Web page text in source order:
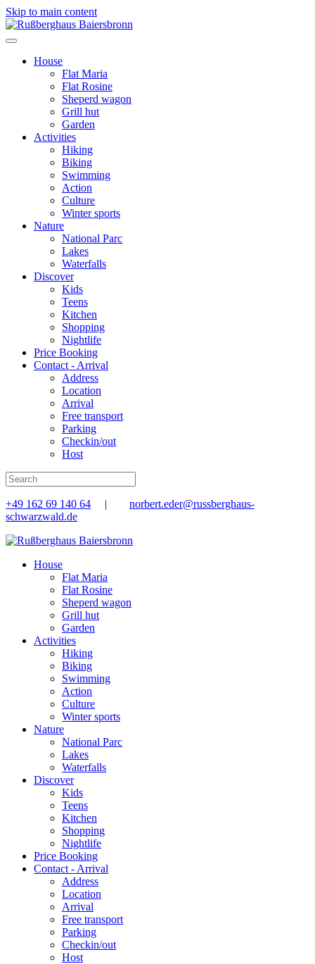
Skip to main content
House
Flat Maria
Flat Rosine
Sheperd wagon
Grill hut
Garden
Activities
Hiking
Biking
Swimming
Action
Culture
Winter sports
Nature
National Parc
Lakes
Waterfalls
Discover
Kids
Teens
Kitchen
Shopping
Nightlife
Price Booking
Contact - Arrival
Address
Location
Arrival
Free transport
Parking
Checkin/out
Host
+49 162 69 140 64 |
norbert.eder@russberghaus-
schwarzwald.de
House
Flat Maria
Flat Rosine
Sheperd wagon
Grill hut
Garden
Activities
Hiking
Biking
Swimming
Action
Culture
Winter sports
Nature
National Parc
Lakes
Waterfalls
Discover
Kids
Teens
Kitchen
Shopping
Nightlife
Price Booking
Contact - Arrival
Address
Location
Arrival
Free transport
Parking
Checkin/out
Host